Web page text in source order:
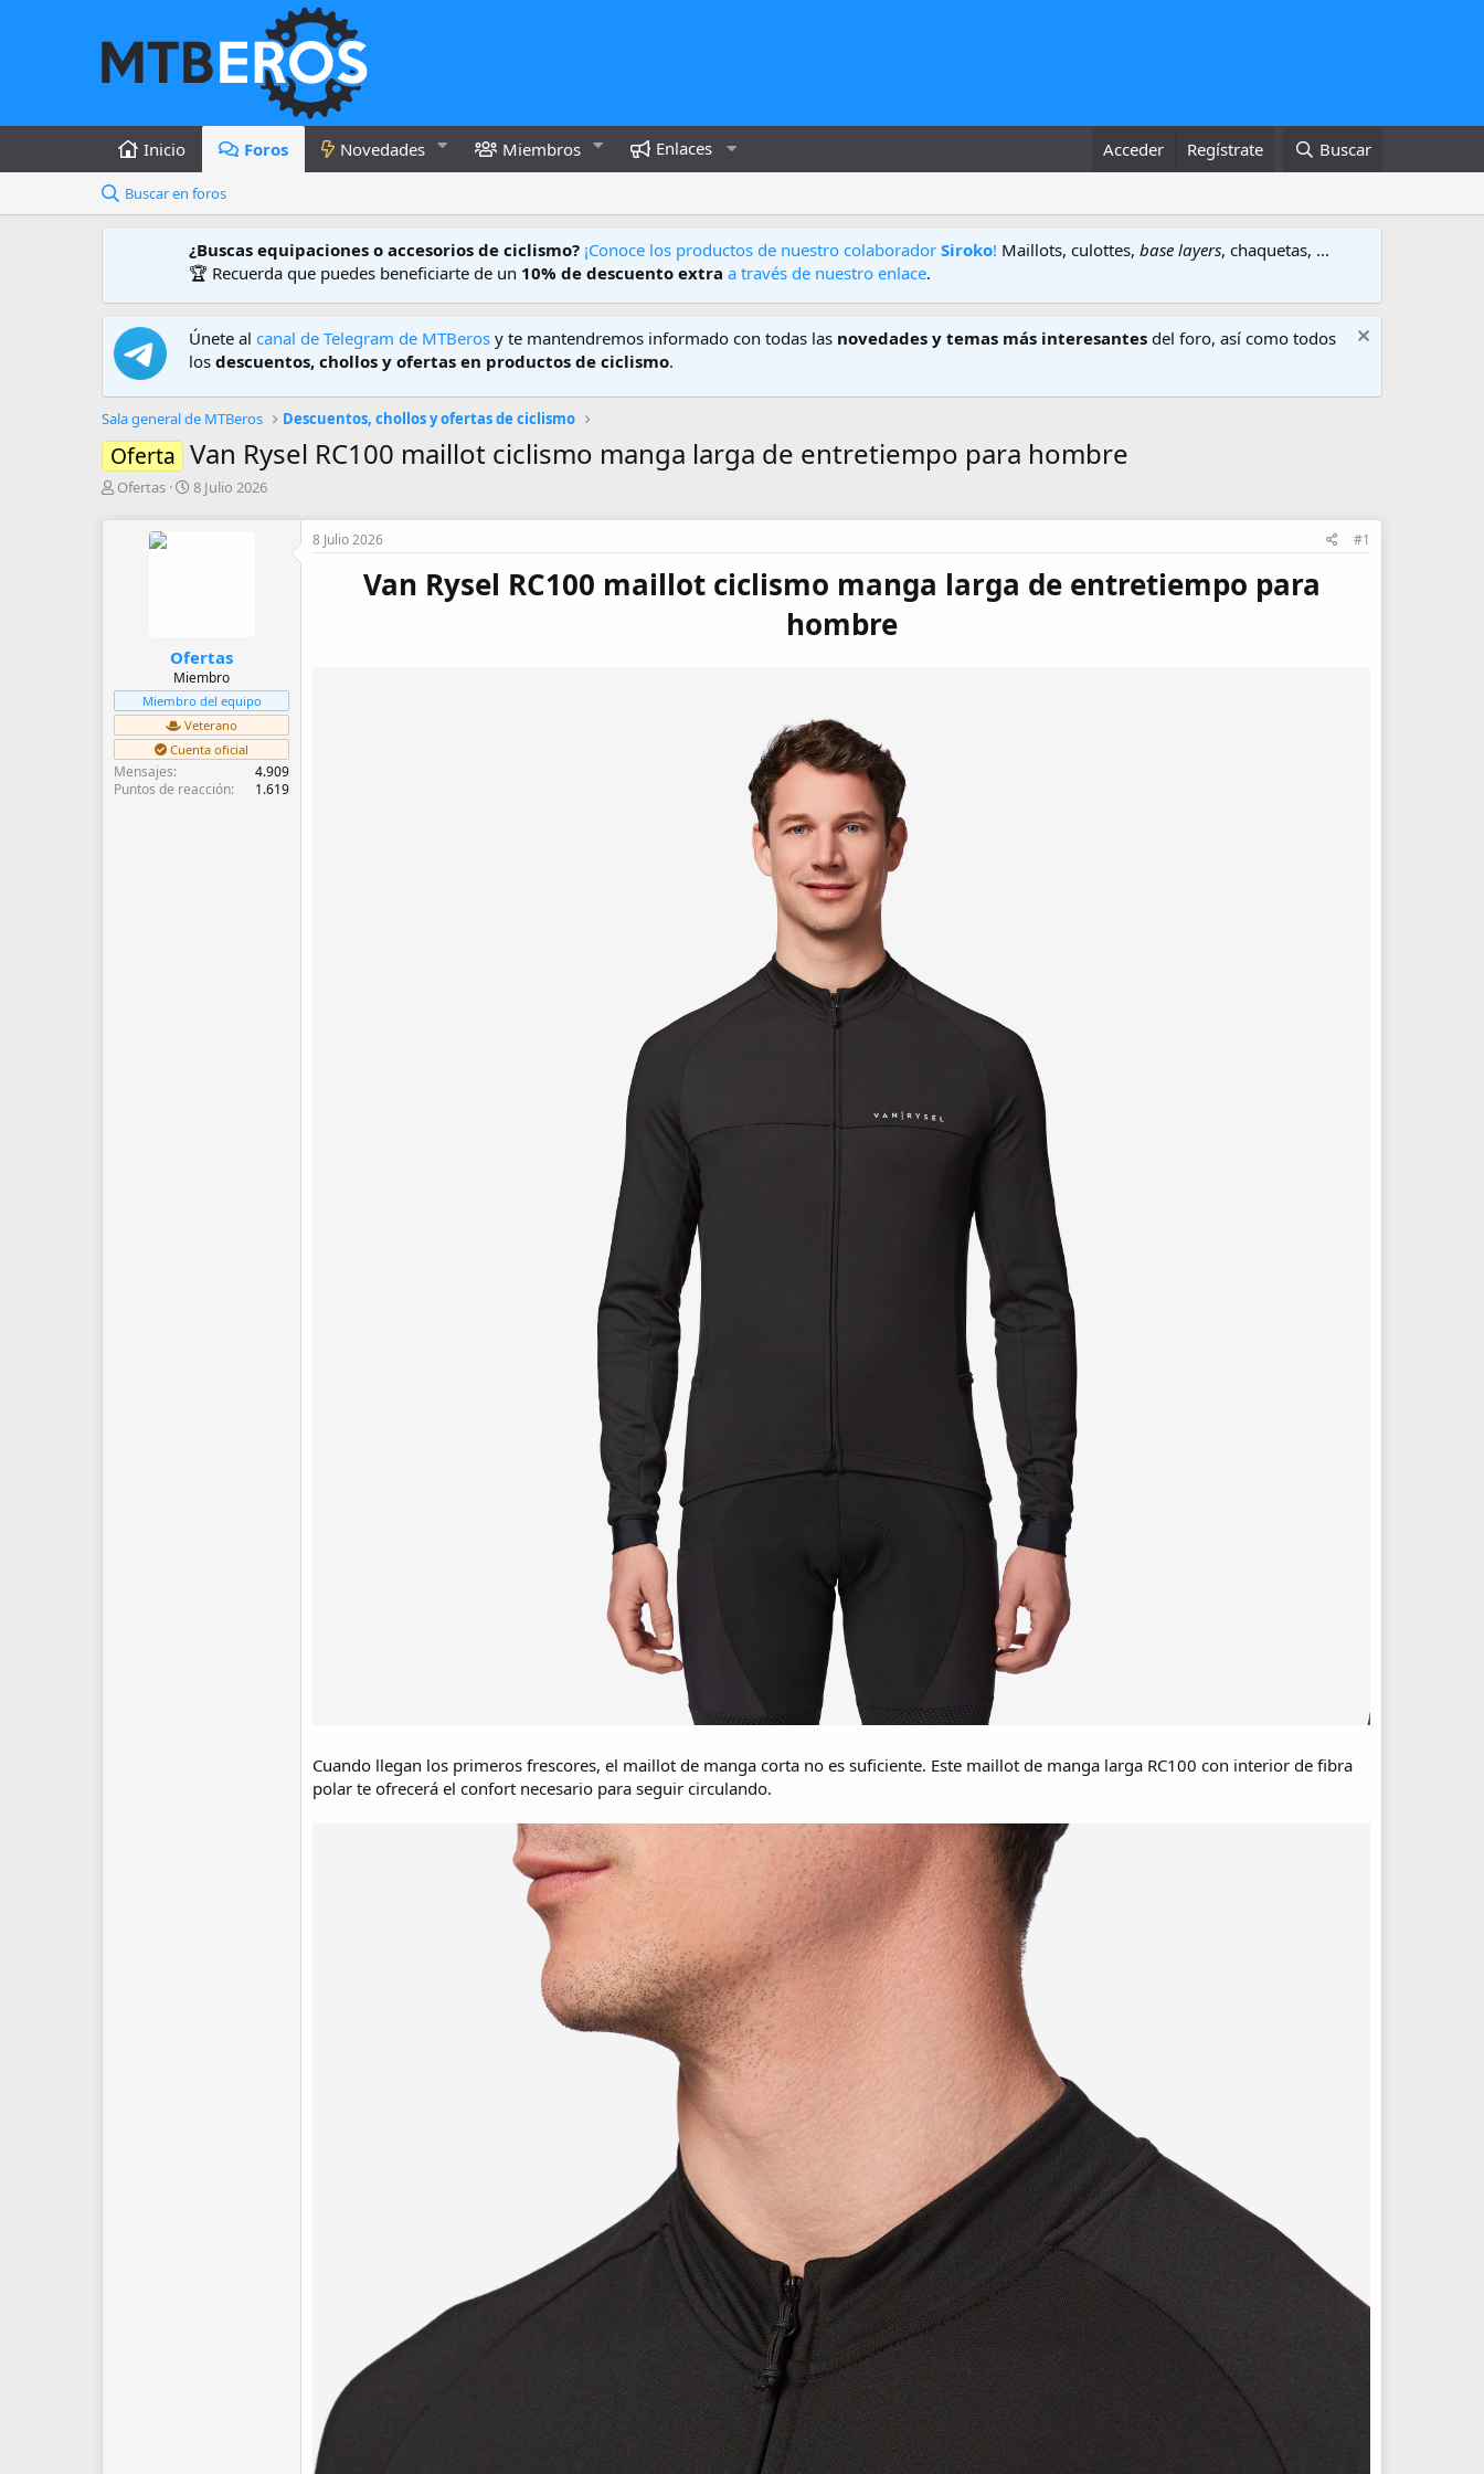
Inicio Foros Novedades Miembros Enlaces Acceder Regístrate Buscar
Buscar en foros
¿Buscas equipaciones o accesorios de ciclismo? ¡Conoce los productos de nuestro colaborador Siroko! Maillots, culottes, base layers, chaquetas, ...
🏆 Recuerda que puedes beneficiarte de un 10% de descuento extra a través de nuestro enlace.
Únete al canal de Telegram de MTBeros y te mantendremos informado con todas las novedades y temas más interesantes del foro, así como todos
los descuentos, chollos y ofertas en productos de ciclismo.
Sala general de MTBeros Descuentos, chollos y ofertas de ciclismo
Oferta Van Rysel RC100 maillot ciclismo manga larga de entretiempo para hombre
A
Ofertas
F
i
c
i
o
8 Julio 2026
Ofertas
Miembro
Miembro del equipo
Veterano
Cuenta oficial
Mensajes
4.909
Puntos de reacción
1.619
8 Julio 2026 #1
Van Rysel RC100 maillot ciclismo manga larga de entretiempo para
hombre
Cuando llegan los primeros frescores, el maillot de manga corta no es suficiente. Este maillot de manga larga RC100 con interior de fibra
polar te ofrecerá el confort necesario para seguir circulando.